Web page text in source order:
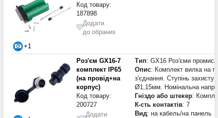
+1
Код товару:
187898
Додати
до обраних
Роз'єм GX16-7
комплект IP65
(на провід+на
корпус)
Код товару:
200727
Додати
Тип: GX16 Роз'єми
Опис: Комплект вилка на
з'єднання. Ступінь
Ø1,15мм. Номінальна
Гніздо або штекер:
К-сть контактів: 7
Вид: на кабель/на панель